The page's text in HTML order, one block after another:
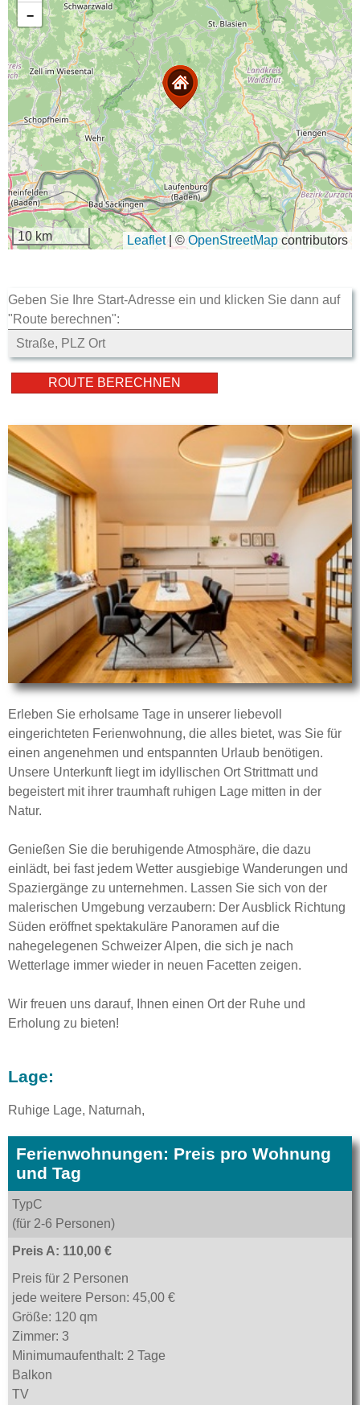
−
10 km Leaflet | ©OpenStreetMap contributors
Geben Sie Ihre Start-Adresse ein und klicken Sie dann auf
"Route berechnen":
Erleben Sie erholsame Tage in unserer liebevoll
eingerichteten Ferienwohnung, die alles bietet, was Sie für
einen angenehmen und entspannten Urlaub benötigen.
Unsere Unterkunft liegt im idyllischen Ort Strittmatt und
begeistert mit ihrer traumhaft ruhigen Lage mitten in der
Natur.
Genießen Sie die beruhigende Atmosphäre, die dazu
einlädt, bei fast jedem Wetter ausgiebige Wanderungen und
Spaziergänge zu unternehmen. Lassen Sie sich von der
malerischen Umgebung verzaubern: Der Ausblick Richtung
Süden eröffnet spektakuläre Panoramen auf die
nahegelegenen Schweizer Alpen, die sich je nach
Wetterlage immer wieder in neuen Facetten zeigen.
Wir freuen uns darauf, Ihnen einen Ort der Ruhe und
Erholung zu bieten!
Lage:
Ruhige Lage, Naturnah,
Ferienwohnungen: Preis pro Wohnung
und Tag
TypC
(für 2-6 Personen)
Preis A: 110,00 €
Preis für 2 Personen
jede weitere Person: 45,00 €
Größe: 120 qm
Zimmer: 3
Minimumaufenthalt: 2 Tage
Balkon
TV